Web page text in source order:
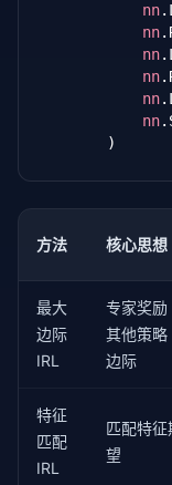
#
d
d
return
"""单步
# 学习
reward
        )
# 梯度：
self
nn
nn
nn
nn
nn
nn
        )
def
        sa =
"""判
d_prob
#
# 判别器
def
方法 核心思想
最大
边际
IRL
专家奖励
其他策略
边际
特征
匹配
IRL
匹配特征
望